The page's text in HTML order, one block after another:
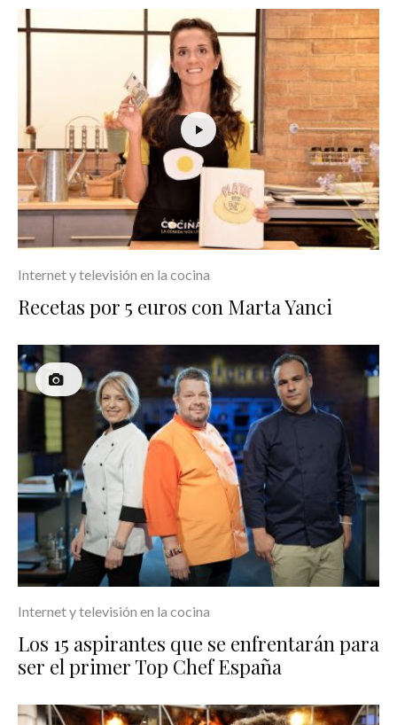
Internet y televisión en la cocina
Recetas por 5 euros con Marta Yanci
Internet y televisión en la cocina
Los 15 aspirantes que se enfrentarán para
ser el primer Top Chef España